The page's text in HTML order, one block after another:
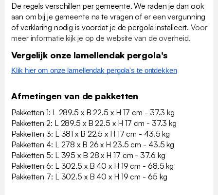
De regels verschillen per gemeente. We raden je dan ook
aan om bij je gemeente na te vragen of er een vergunning
of verklaring nodig is voordat je de pergola installeert.Voor
meer informatie kijk je op de website van de overheid.
Vergelijk onze lamellendak pergola's
Klik hier om onze lamellendak pergola's te ontdekken
Afmetingen van de pakketten
Pakketten 1: L 289.5 x B 22.5 x H 17 cm - 37.3 kg
Pakketten 2: L 289.5 x B 22.5 x H 17 cm - 37.3 kg
Pakketten 3: L 381 x B 22.5 x H 17 cm - 43.5 kg
Pakketten 4: L 278 x B 26 x H 23.5 cm - 43.5 kg
Pakketten 5: L 395 x B 28 x H 17 cm - 37.6 kg
Pakketten 6: L 302.5 x B 40 x H 19 cm - 68.5 kg
Pakketten 7: L 302.5 x B 40 x H 19 cm - 65 kg